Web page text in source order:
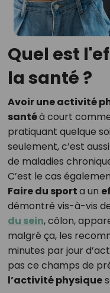
Quel est
la santé ?
Avoir une activité
santéà court
pratiquant quelque
seulement, c’est
de maladies
C’est le cas
Faire du sporta un
démontré vis-à-vis
du sein, côlon,
malgré ça, les
minutes par jour
pas ce champs de
l’activité physique